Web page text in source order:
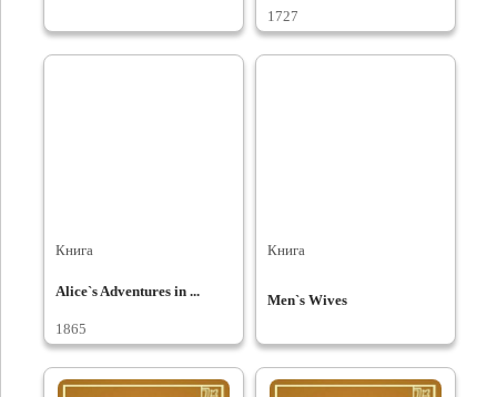
1727
Книга
Alice`s Adventures in ...
1865
Книга
Men`s Wives